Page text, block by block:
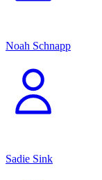
Noah Schnapp
Sadie Sink